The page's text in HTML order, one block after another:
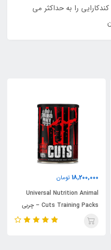
را به حداکثر می
18,200,000 تومان
Universal Nutrition Animal
Cuts Training Packs – چربی
سوز